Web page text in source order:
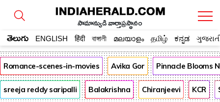
సామాన్యుడి వార్తాప్రస్థానం
తెలుగు ENGLISH हिंदी বাঙ্গালী മലയാളം தமிழ் ಕನ್ನಡ
Romance-scenes-in-movies Avika Gor Pinnacle Blooms
sreeja reddy saripalli Balakrishna Chiranjeevi KCR